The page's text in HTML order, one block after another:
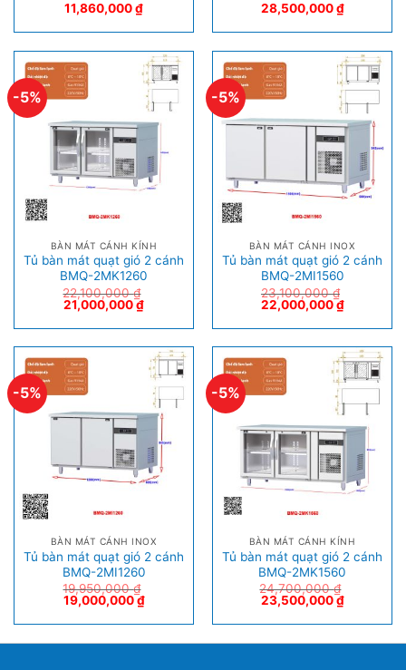
11,860,000₫
28,500,000₫
-5%
BÀN MÁT CÁNH KÍNH
Tủ bàn mát quạt gió 2 cánh
BMQ-2MK1260
22,100,000₫
21,000,000₫
-5%
BÀN MÁT CÁNH INOX
Tủ bàn mát quạt gió 2 cánh
BMQ-2MI1560
23,100,000₫
22,000,000₫
-5%
BÀN MÁT CÁNH INOX
Tủ bàn mát quạt gió 2 cánh
BMQ-2MI1260
19,950,000₫
19,000,000₫
-5%
BÀN MÁT CÁNH KÍNH
Tủ bàn mát quạt gió 2 cánh
BMQ-2MK1560
24,700,000₫
23,500,000₫